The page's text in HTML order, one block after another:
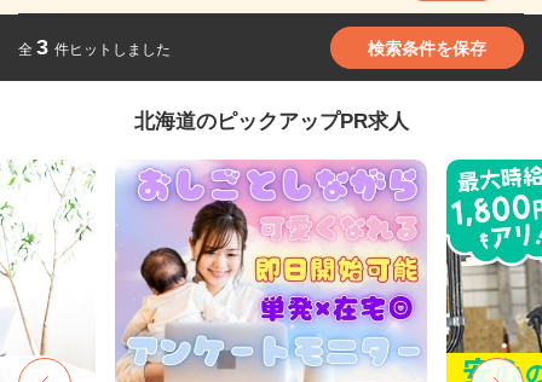
全 3 件ヒットしました 検索条件を保存
北海道のピックアップPR求人